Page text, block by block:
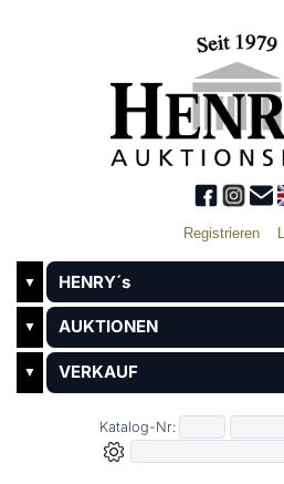
Registrieren
▼ HENRY´s
▼ AUKTIONEN
▼ VERKAUF
Katalog-Nr: